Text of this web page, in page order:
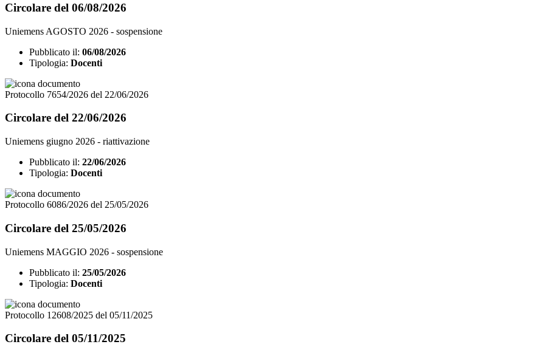
Circolare del 06/08/2026
Uniemens AGOSTO 2026 - sospensione
Pubblicato il: 06/08/2026
Tipologia: Docenti
Protocollo 7654/2026 del 22/06/2026
Circolare del 22/06/2026
Uniemens giugno 2026 - riattivazione
Pubblicato il: 22/06/2026
Tipologia: Docenti
Protocollo 6086/2026 del 25/05/2026
Circolare del 25/05/2026
Uniemens MAGGIO 2026 - sospensione
Pubblicato il: 25/05/2026
Tipologia: Docenti
Protocollo 12608/2025 del 05/11/2025
Circolare del 05/11/2025